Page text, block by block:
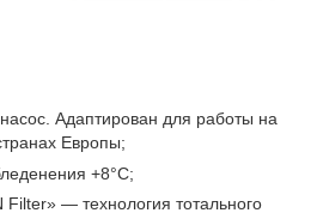
Адаптирован для работы на
Европы;
+8°C;
— технология тотального